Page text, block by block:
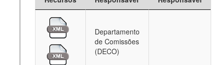
Departamento
de Comissões
(DECO)